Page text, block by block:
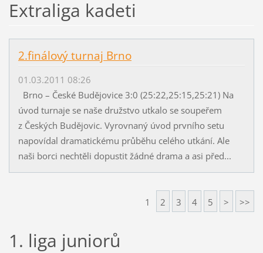
Extraliga kadeti
2.finálový turnaj Brno
01.03.2011 08:26
Brno – České Budějovice 3:0 (25:22,25:15,25:21) Na
úvod turnaje se naše družstvo utkalo se soupeřem
z Českých Budějovic. Vyrovnaný úvod prvního setu
napovídal dramatickému průběhu celého utkání. Ale
naši borci nechtěli dopustit žádné drama a asi před...
1 2 3 4 5 > >>
1. liga juniorů